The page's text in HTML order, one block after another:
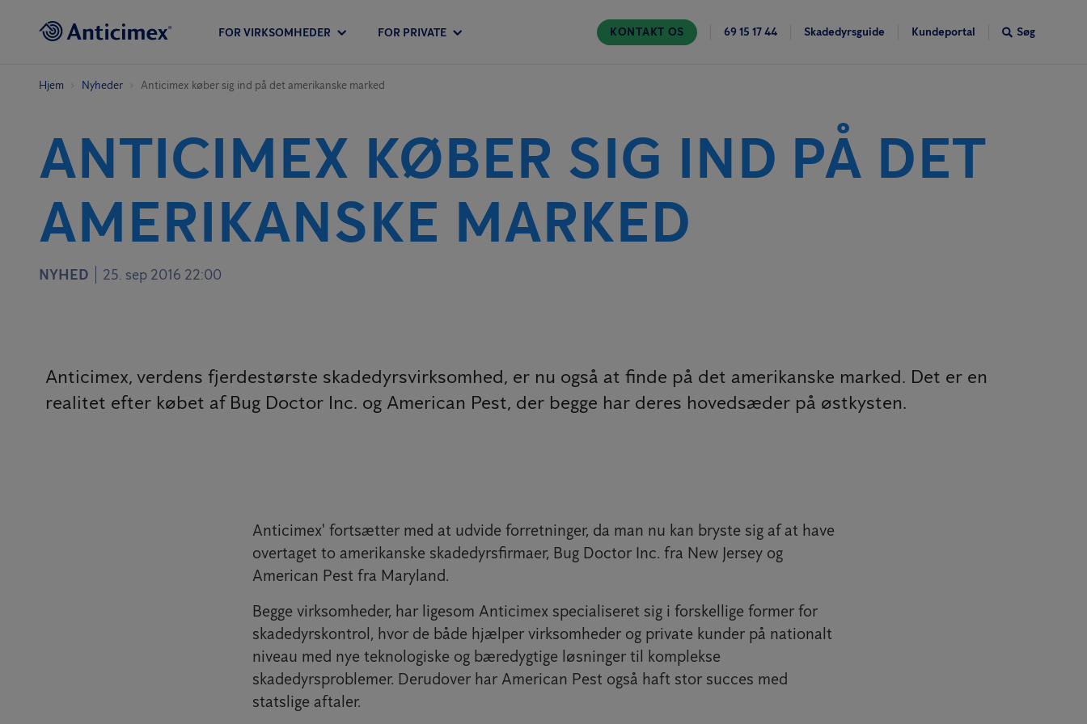
FOR VIRKSOMHEDER FOR PRIVATE KONTAKT OS 69 15 17 44 Skadedyrsguide Kundeportal Søg
Hjem Nyheder Anticimex køber sig ind på det amerikanske marked
ANTICIMEX KØBER SIG IND PÅ DET
AMERIKANSKE MARKED
NYHED 25. sep 2016 22:00
Anticimex, verdens fjerdestørste skadedyrsvirksomhed, er nu også at finde på det amerikanske marked. Det er en
realitet efter købet af Bug Doctor Inc. og American Pest, der begge har deres hovedsæder på østkysten.
Anticimex' fortsætter med at udvide forretninger, da man nu kan bryste sig af at have
overtaget to amerikanske skadedyrsfirmaer, Bug Doctor Inc. fra New Jersey og
American Pest fra Maryland.
Begge virksomheder, har ligesom Anticimex specialiseret sig i forskellige former for
skadedyrskontrol, hvor de både hjælper virksomheder og private kunder på nationalt
niveau med nye teknologiske og bæredygtige løsninger til komplekse
skadedyrsproblemer. Derudover har American Pest også haft stor succes med
statslige aftaler.